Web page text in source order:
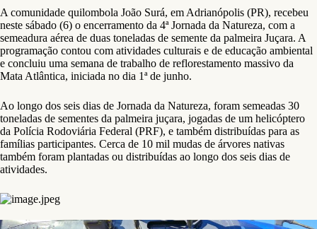
A comunidade quilombola João Surá, em Adrianópolis (PR), recebeu
neste sábado (6) o encerramento da 4ª Jornada da Natureza, com a
semeadura aérea de duas toneladas de semente da palmeira Juçara. A
programação contou com atividades culturais e de educação ambiental
e concluiu uma semana de trabalho de reflorestamento massivo da
Mata Atlântica, iniciada no dia 1ª de junho.
Ao longo dos seis dias de Jornada da Natureza, foram semeadas 30
toneladas de sementes da palmeira juçara, jogadas de um helicóptero
da Polícia Rodoviária Federal (PRF), e também distribuídas para as
famílias participantes. Cerca de 10 mil mudas de árvores nativas
também foram plantadas ou distribuídas ao longo dos seis dias de
atividades.